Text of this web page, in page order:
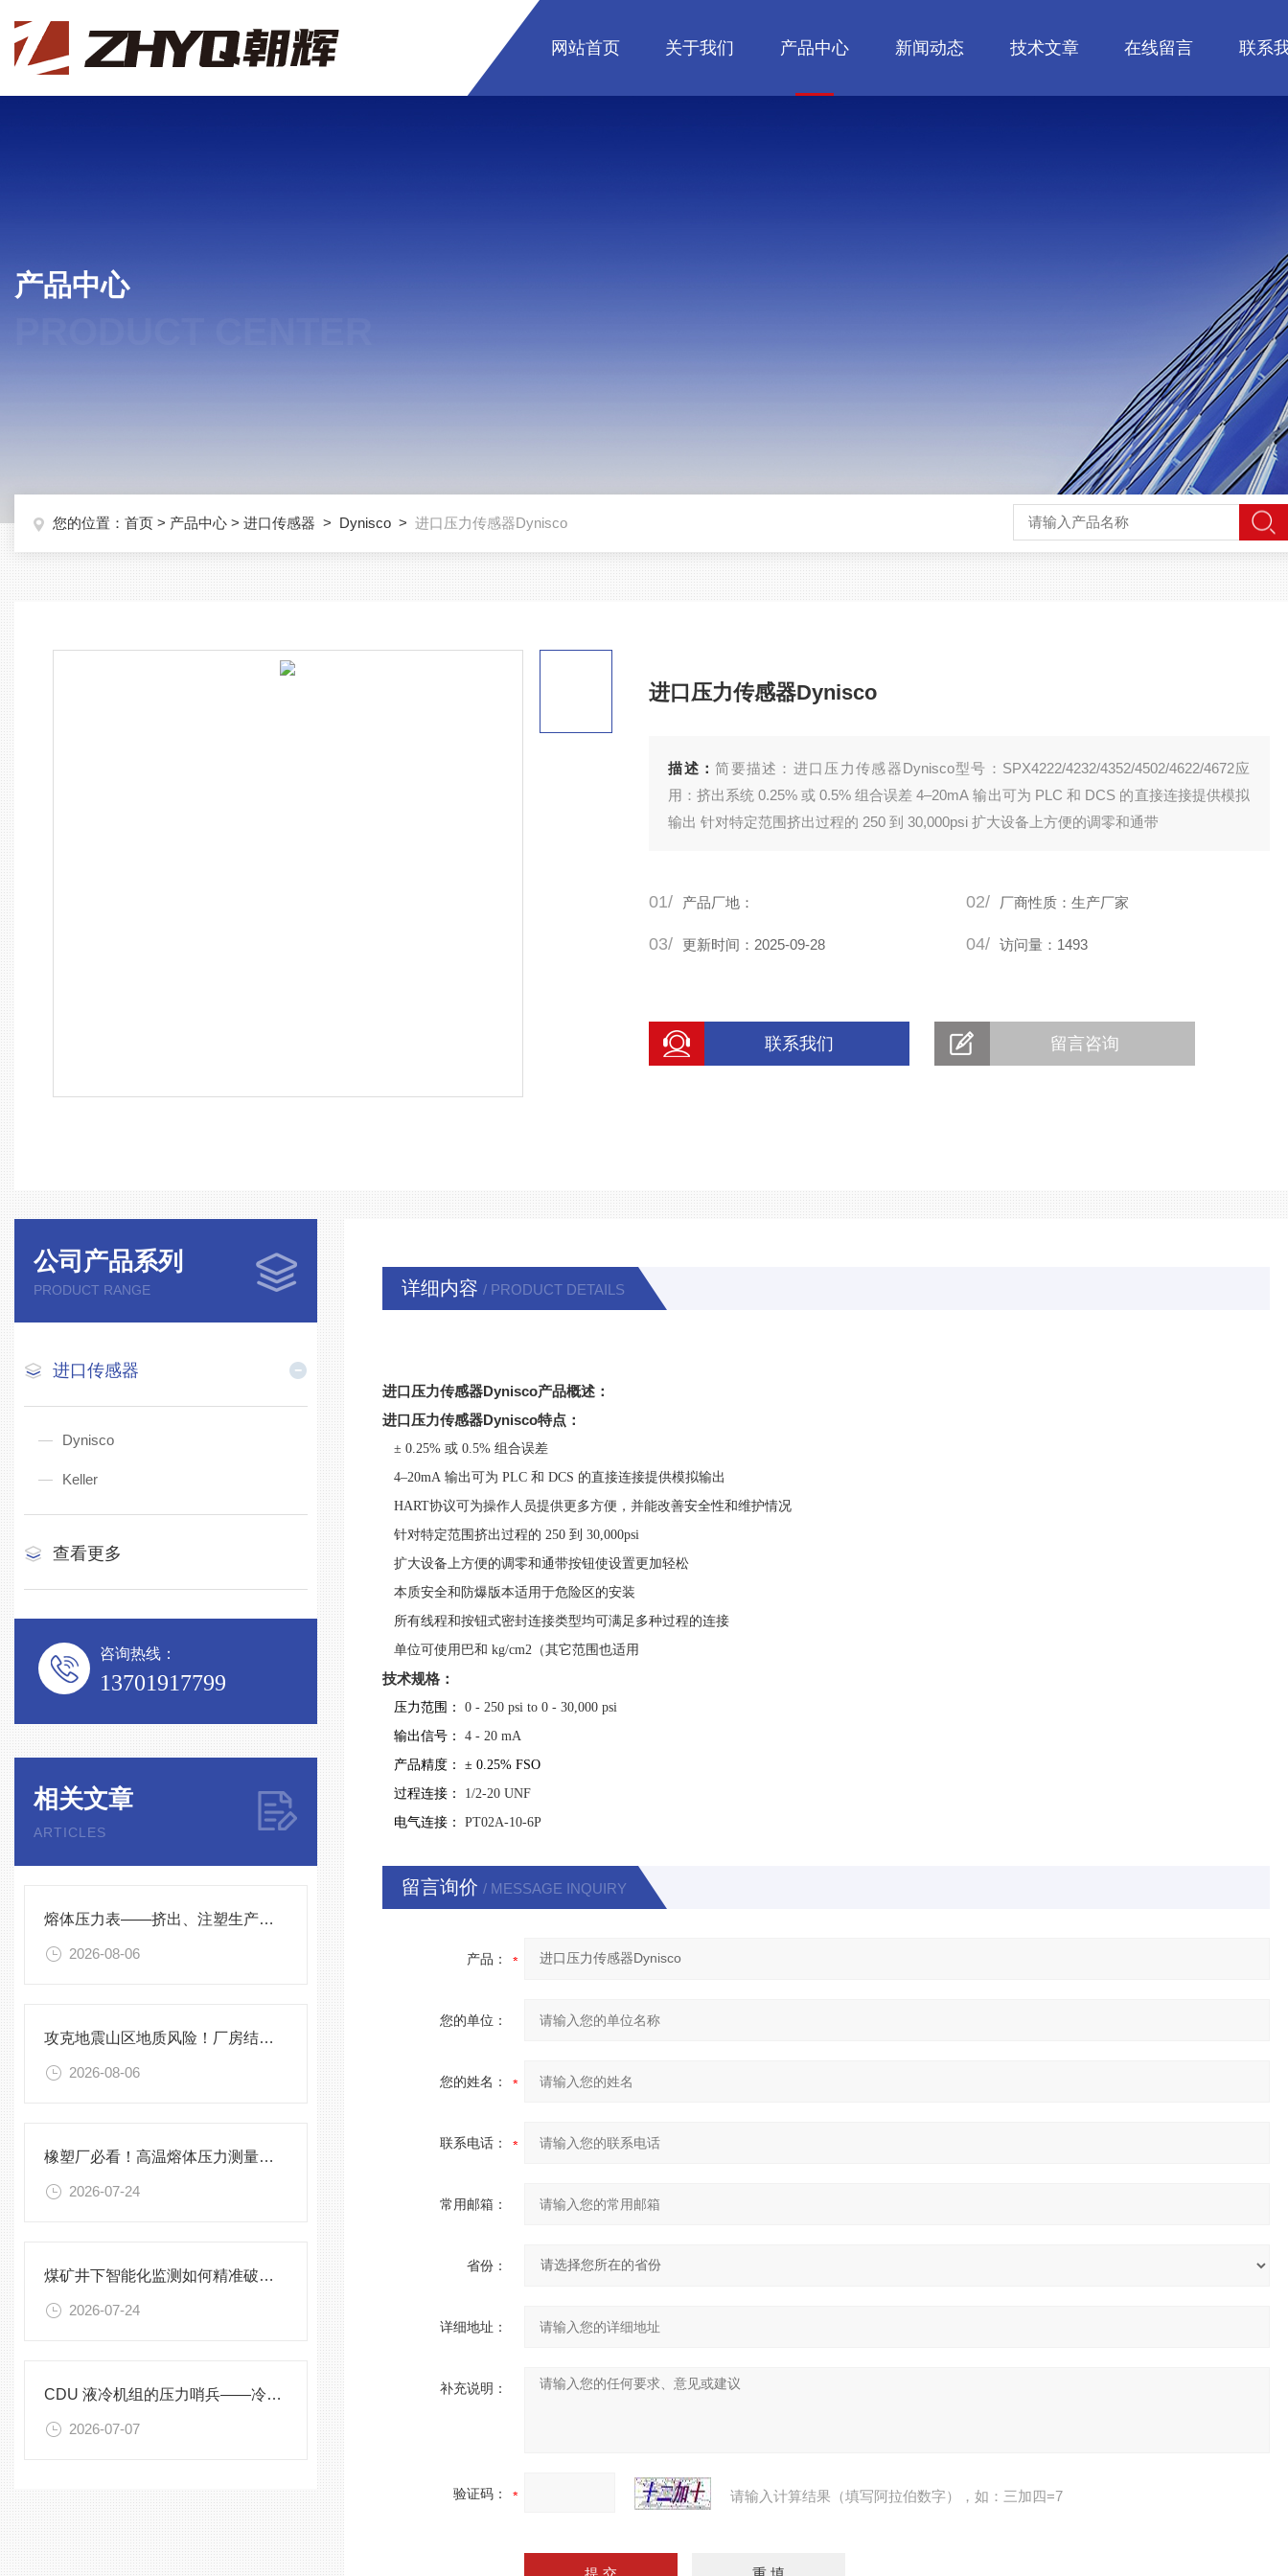
网站首页 关于我们 产品中心 新闻动态 技术文章 在线留言 联系
产品中心
您的位置： 首页 > 产品中心 > 进口传感器 > Dynisco > 进口压力传感器Dynisco
进口压力传感器Dynisco
描述：简要描述：进口压力传感器Dynisco型号：SPX4222/4232/4352/4502/4622/4672应
用：挤出系统 0.25% 或 0.5% 组合误差 4–20mA 输出可为 PLC 和 DCS 的直接连接提供模拟
输出 针对特定范围挤出过程的 250 到 30,000psi 扩大设备上方便的调零和通带
01/ 产品厂地： 02/ 厂商性质：生产厂家
03/ 更新时间：2025-09-28 04/ 访问量：1493
联系我们 留言咨询
公司产品系列
PRODUCT RANGE
进口传感器
Dynisco
Keller
查看更多
咨询热线：
13701917799
相关文章
ARTICLES
熔体压力表——挤出、注塑生产线的品质命脉！
2026-08-06
攻克地震山区地质风险！厂房结构在线安全监测解决方案应用。
2026-08-06
橡塑厂必看！高温熔体压力测量的4大致命痛点，90%工厂都在踩坑
2026-07-24
煤矿井下智能化监测如何精准破解？
2026-07-24
CDU 液冷机组的压力哨兵——冷却液专用压力变送器
2026-07-07
详细内容 / PRODUCT DETAILS
进口压力传感器Dynisco产品概述：
进口压力传感器Dynisco特点：
± 0.25%或 0.5%组合误差
4–20mA输出可为 PLC和 DCS 的直接连接提供模拟输出
HART协议可为操作人员提供更多方便，并能改善安全性和维护情况
针对特定范围挤出过程的 250到 30,000psi
扩大设备上方便的调零和通带按钮使设置更加轻松
本质安全和防爆版本适用于危险区的安装
所有线程和按钮式密封连接类型均可满足多种过程的连接
单位可使用巴和 kg/cm2 （其它范围也适用
技术规格：
压力范围：
0 - 250 psi to 0 - 30,000 psi
输出信号：
4 - 20 mA
产品精度：
± 0.25% FSO
过程连接：
1/2-20 UNF
电气连接：
PT02A-10-6P
留言询价 / MESSAGE INQUIRY
产品：
您的单位：
您的姓名：
联系电话：
常用邮箱：
省份：
详细地址：
补充说明：
验证码： 请输入计算结果（填写阿拉伯数字），如：三加四=7